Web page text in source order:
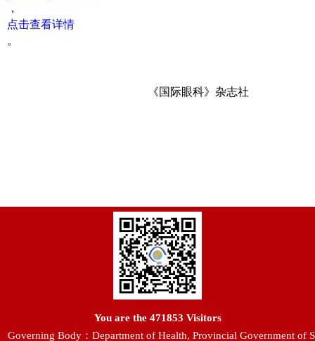
，
点击查看详情
。
《国际眼科》杂志社
You are the 471853 Visitors
Governing Body：Department of Health, Provincial Government of S